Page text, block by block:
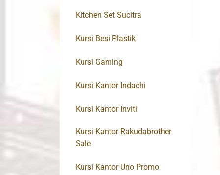
Kitchen Set Sucitra
Kursi Besi Plastik
Kursi Gaming
Kursi Kantor Indachi
Kursi Kantor Inviti
Kursi Kantor Rakudabrother
Sale
Kursi Kantor Uno Promo